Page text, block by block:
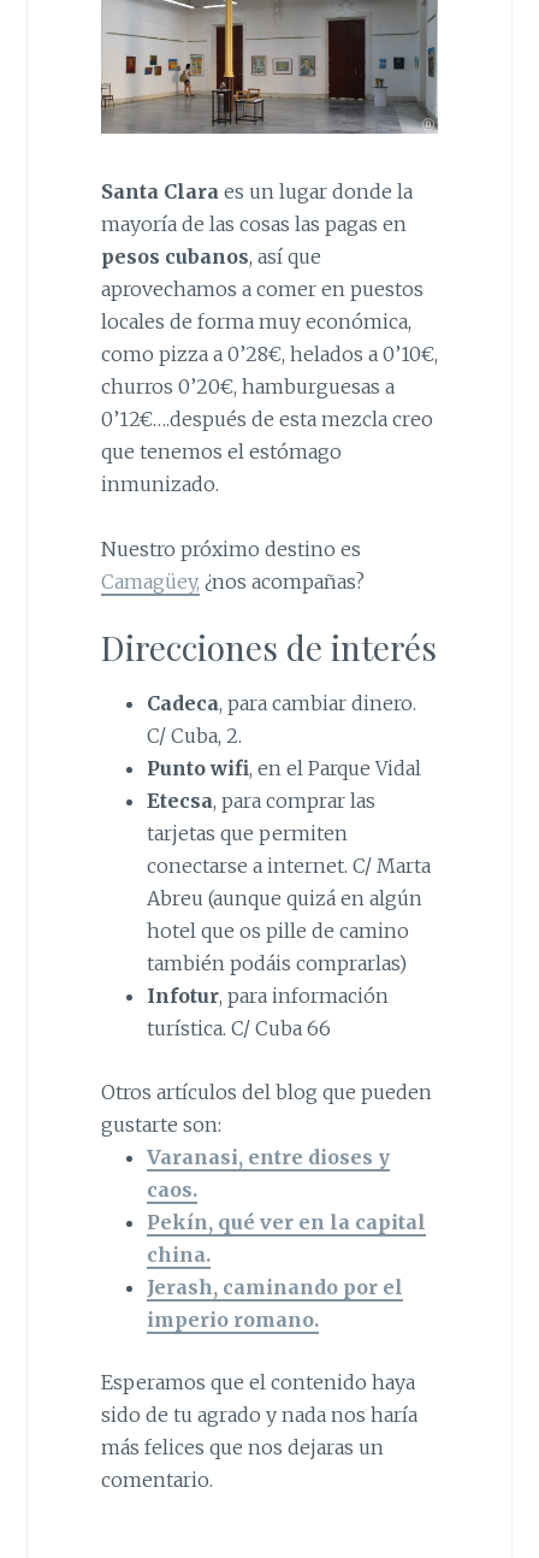
Santa Claraes un lugar donde la
mayoría de las cosas las pagas en
pesos cubanos, así que
aprovechamos a comer en puestos
locales de forma muy económica,
como pizza a 0’28€, helados a 0’10€,
churros 0’20€, hamburguesas a
0’12€….después de esta mezcla creo
que tenemos el estómago
inmunizado.
Nuestro próximo destino es
Camagüey, ¿nos acompañas?
Direcciones de interés
Cadeca, para cambiar dinero.
C/ Cuba, 2.
Punto wifi, en el Parque Vidal
Etecsa, para comprar las
tarjetas que permiten
conectarse a internet. C/ Marta
Abreu (aunque quizá en algún
hotel que os pille de camino
también podáis comprarlas)
Infotur, para información
turística. C/ Cuba 66
Otros artículos del blog que pueden
gustarte son:
Varanasi, entre dioses y
caos.
Pekín, qué ver en la capital
china.
Jerash, caminando por el
imperio romano.
Esperamos que el contenido haya
sido de tu agrado y nada nos haría
más felices que nos dejaras un
comentario.